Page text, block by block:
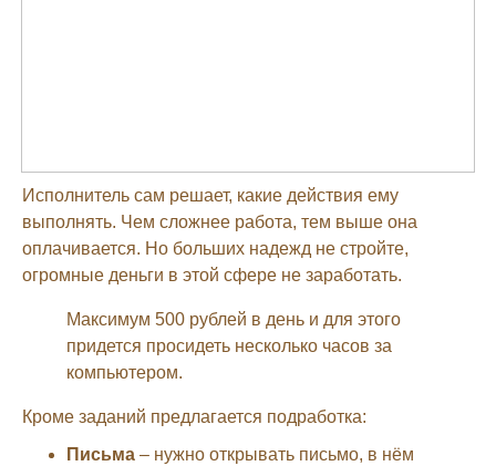
Исполнитель сам решает, какие действия ему
выполнять. Чем сложнее работа, тем выше она
оплачивается. Но больших надежд не стройте,
огромные деньги в этой сфере не заработать.
Максимум 500 рублей в день и для этого
придется просидеть несколько часов за
компьютером.
Кроме заданий предлагается подработка:
Письма – нужно открывать письмо, в нём